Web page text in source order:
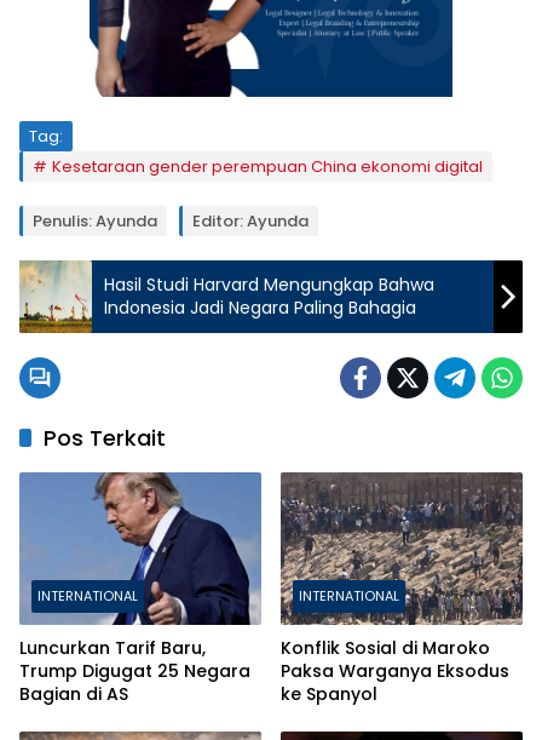
Tag:
Kesetaraan gender perempuan China ekonomi digital
Penulis: Ayunda Editor: Ayunda
Hasil Studi Harvard Mengungkap Bahwa
Indonesia Jadi Negara Paling Bahagia
Pos Terkait
INTERNATIONAL
Luncurkan Tarif Baru,
Trump Digugat 25 Negara
Bagian di AS
INTERNATIONAL
Konflik Sosial di Maroko
Paksa Warganya Eksodus
ke Spanyol